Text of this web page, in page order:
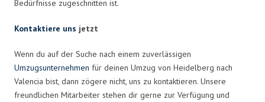
Bedürfnisse zugeschnitten ist.
Kontaktiere uns jetzt
Wenn du auf der Suche nach einem zuverlässigen
Umzugsunternehmen für deinen Umzug von Heidelberg nach
Valencia bist, dann zögere nicht, uns zu kontaktieren. Unsere
freundlichen Mitarbeiter stehen dir gerne zur Verfügung und